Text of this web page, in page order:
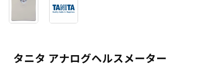
タニタ アナログヘルスメーター